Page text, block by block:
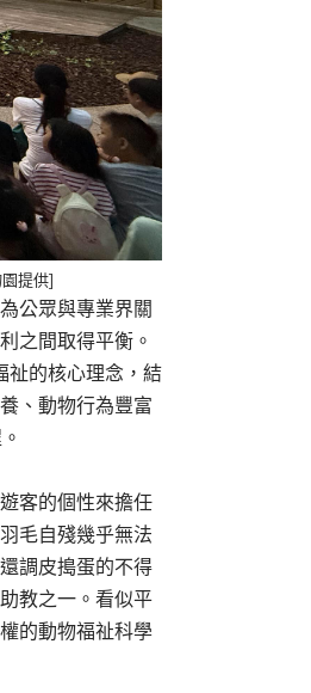
提供]
公眾與專業界關
之間取得平衡。
祉的核心理念，結
、動物行為豐富
客的個性來擔任
毛自殘幾乎無法
調皮搗蛋的不得
教之一。看似平
的動物福祉科學